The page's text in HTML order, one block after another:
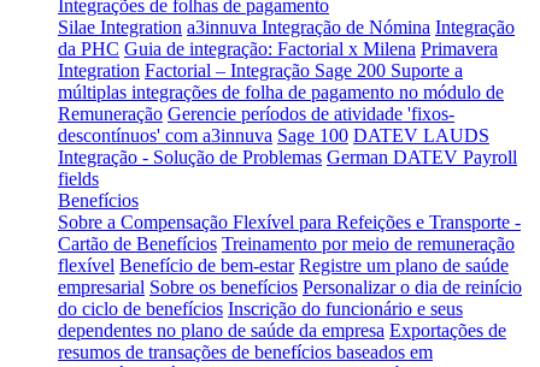
Integrações de folhas de pagamento
Silae Integration a3innuva Integração de Nómina Integração
da PHC Guia de integração: Factorial x Milena Primavera
Integration Factorial – Integração Sage 200 Suporte a
múltiplas integrações de folha de pagamento no módulo de
Remuneração Gerencie períodos de atividade 'fixos-
descontínuos' com a3innuva Sage 100 DATEV LAUDS
Integração - Solução de Problemas German DATEV Payroll
fields
Benefícios
Sobre a Compensação Flexível para Refeições e Transporte -
Cartão de Benefícios Treinamento por meio de remuneração
flexível Benefício de bem-estar Registre um plano de saúde
empresarial Sobre os benefícios Personalizar o dia de reinício
do ciclo de benefícios Inscrição do funcionário e seus
dependentes no plano de saúde da empresa Exportações de
resumos de transações de benefícios baseados em